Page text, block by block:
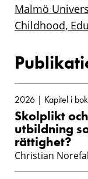
Malmö
Childhood,
2026 | Kapitel i
Skolplikt
utbildning
rättighet?
Christian